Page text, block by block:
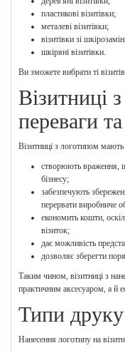
пластикові візитівки;
металеві візитівки;
візитівки зі
шкіряні візитівки.
Ви зможете вибрати ті
Візитниці
переваги
Візитниці з логотипом
створюють враження,
бізнесу;
забезпечують
перервати виробниче
економить кошти,
візиток;
дає можливість
дозволяє зберегти
Таким чином, візитниці з
практичним аксесуаром, а й
Типи друку
Нанесення логотипу на